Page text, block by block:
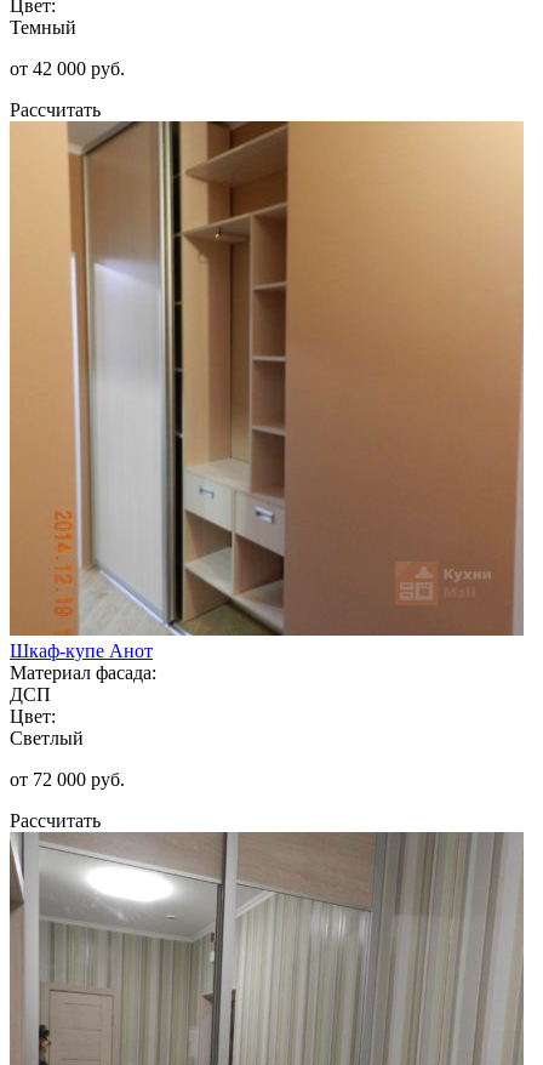
Цвет:
Темный
от 42 000 руб.
Рассчитать
Шкаф-купе Анот
Материал фасада:
ДСП
Цвет:
Светлый
от 72 000 руб.
Рассчитать